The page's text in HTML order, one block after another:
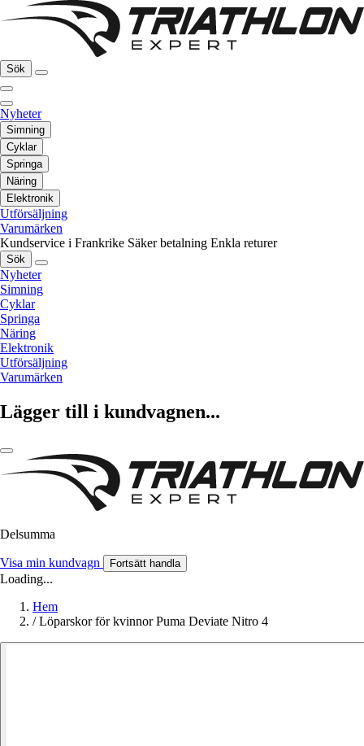
Sök
Nyheter
Simning
Cyklar
Springa
Näring
Elektronik
Utförsäljning
Varumärken
Kundservice i Frankrike Säker betalning Enkla returer
Sök
Nyheter
Simning
Cyklar
Springa
Näring
Elektronik
Utförsäljning
Varumärken
Lägger till i kundvagnen...
Delsumma
Visa min kundvagn Fortsätt handla
Loading...
Hem
/ Löparskor för kvinnor Puma Deviate Nitro 4